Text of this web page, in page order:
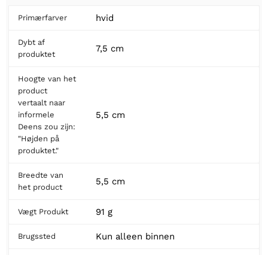
Primærfarver hvid
Dybt af
produktet
7,5 cm
Hoogte van het
product
vertaalt naar
informele
Deens zou zijn:
"Højden på
produktet."
5,5 cm
Breedte van
het product
5,5 cm
Vægt Produkt 91 g
Brugssted Kun alleen binnen